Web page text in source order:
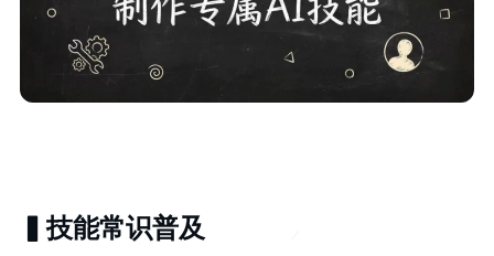
▍技能常识普及